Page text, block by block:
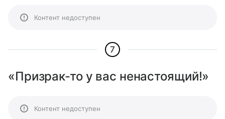
Контент недоступен
7
«Призрак-то у вас ненастоящий!»
Контент недоступен